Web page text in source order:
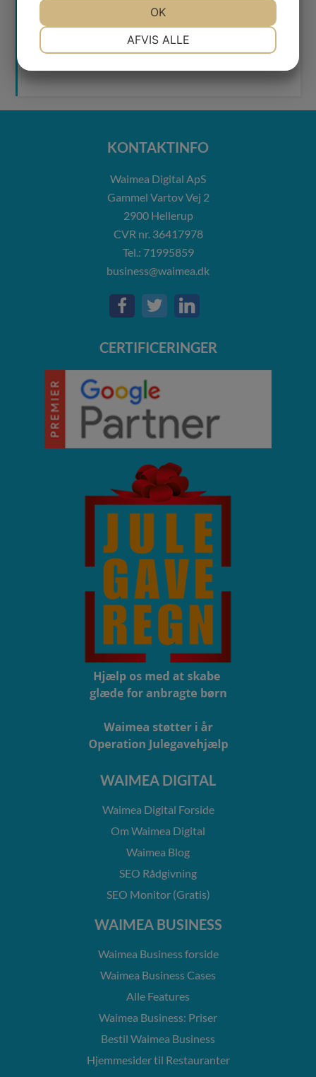
KONTAKTINFO
Waimea Digital ApS
Gammel Vartov Vej 2
2900 Hellerup
CVR nr. 36417978
Tel.: 71995859
business@waimea.dk
CERTIFICERINGER
WAIMEA DIGITAL
Waimea Digital Forside
Om Waimea Digital
Waimea Blog
SEO Rådgivning
SEO Monitor (Gratis)
WAIMEA BUSINESS
Waimea Business forside
Waimea Business Cases
Alle Features
Waimea Business: Priser
Bestil Waimea Business
Hjemmesider til Restauranter
AFVIS ALLE
OK